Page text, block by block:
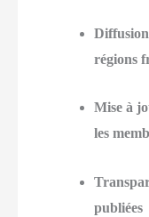
régions
Mise à
les
publiées